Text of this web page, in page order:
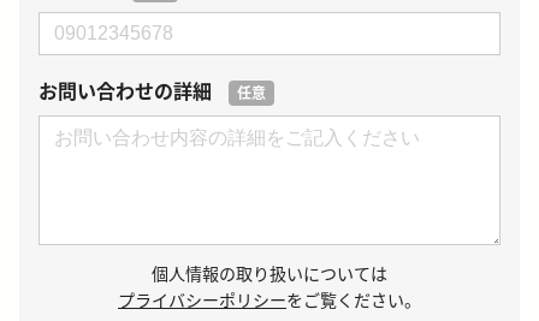
お問い合わせの詳細 任意
個人情報の取り扱いについては
プライバシーポリシーをご覧ください。